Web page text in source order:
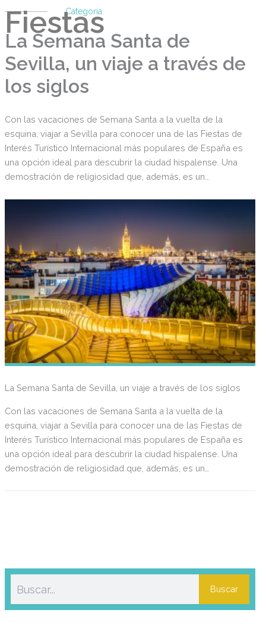
Categoría
Fiestas
La Semana Santa de
Sevilla, un viaje a través de
los siglos
Con las vacaciones de Semana Santa a la vuelta de la
esquina, viajar a Sevilla para conocer una de las Fiestas de
Interés Turístico Internacional más populares de España es
una opción ideal para descubrir la ciudad hispalense. Una
demostración de religiosidad que, además, es un
La Semana Santa de Sevilla, un viaje a través de los siglos
Con las vacaciones de Semana Santa a la vuelta de la
esquina, viajar a Sevilla para conocer una de las Fiestas de
Interés Turístico Internacional más populares de España es
una opción ideal para descubrir la ciudad hispalense. Una
demostración de religiosidad que, además, es un
Buscar